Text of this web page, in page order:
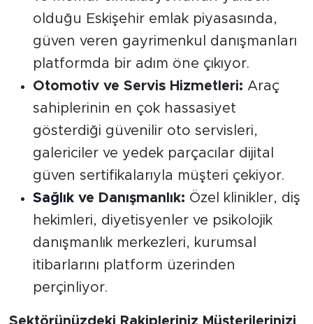
olduğu Eskişehir emlak piyasasında,
güven veren gayrimenkul danışmanları
platformda bir adım öne çıkıyor.
Otomotiv ve Servis Hizmetleri: Araç
sahiplerinin en çok hassasiyet
gösterdiği güvenilir oto servisleri,
galericiler ve yedek parçacılar dijital
güven sertifikalarıyla müşteri çekiyor.
Sağlıkve Danışmanlık: Özel klinikler, diş
hekimleri, diyetisyenler ve psikolojik
danışmanlık merkezleri, kurumsal
itibarlarını platform üzerinden
perçinliyor.
Sektörünüzdeki Rakipleriniz Müşterilerinizi